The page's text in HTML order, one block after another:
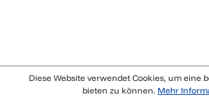
Diese Website verwendet Cookies, um eine
bieten zu können. Mehr